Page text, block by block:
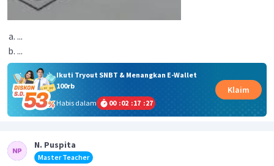
...
...
Ikuti Tryout SNBT & Menangkan E-Wallet
100rb
Habis dalam
00 :02 :17 :26
Klaim
N. Puspita
Master Teacher